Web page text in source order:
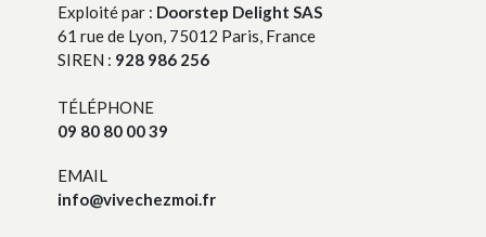
Exploité par : Doorstep Delight SAS
61 rue de Lyon, 75012 Paris, France
SIREN : 928 986 256
TÉLÉPHONE
09 80 80 00 39
EMAIL
info@vivechezmoi.fr